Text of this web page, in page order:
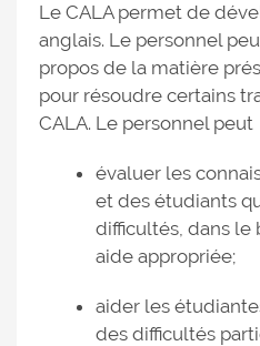
Le CALA permet de
anglais. Le personnel
propos de la matière
pour résoudre certains
CALA. Le personnel peut
évaluer les
et des étudiants
difficultés, dans le
aide appropriée;
aider les
des difficultés